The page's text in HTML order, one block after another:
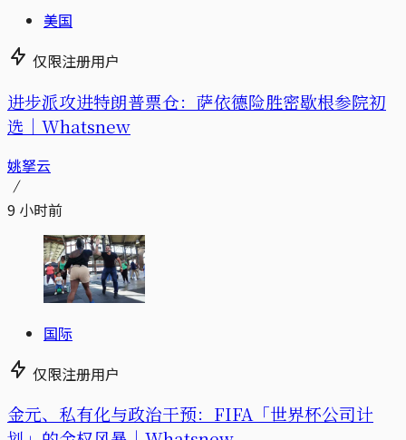
美国
仅限注册用户
进步派攻进特朗普票仓：萨依德险胜密歇根参院初
选｜Whatsnew
姚拏云
9 小时前
国际
仅限注册用户
金元、私有化与政治干预：FIFA「世界杯公司计